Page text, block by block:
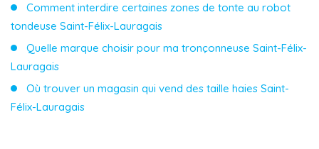
Comment interdire certaines zones de tonte au robot
tondeuse Saint-Félix-Lauragais
Quelle marque choisir pour ma tronçonneuse Saint-Félix-
Lauragais
Où trouver un magasin qui vend des taille haies Saint-
Félix-Lauragais